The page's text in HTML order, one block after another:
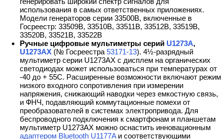
использования в самых ответственных приложениях.
Модели генераторов серии 33500B, включенные в
Госреестр: 33509В, 33510В, 33511В, 33512В, 33519В,
33520В, 33521В, 33522В
Ручные цифровые мультиметры серий U1273A,
U1273AX (№ Госреестра 53171-13). 4½-разрядный
мультиметр серии U1273AX с дисплем на органических
светодиодах может использоваться при температурах от
-40 до + 55С. Расширенные возможности включают режим
низкого входного сопротивления при измерении
напряжения, снижающий наводки через емкостную связь,
и ФНЧ, подавляющий коммутационные помехи от
преобразователей в системах электропривода. Для
беспроводного подключения к смартфонам и планшетам
мультиметр U1273AX можно оснастить инновационным
адаптером Bluetooth U1177Aи соответствующими